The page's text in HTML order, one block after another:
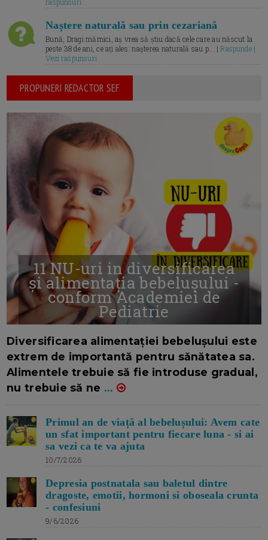
Naștere naturală sau prin cezariană
Bună, Dragi mămici, aș vrea să știu dacă cele care au născut la
peste 38 de ani, ce ați ales: nașterea naturală sau p... |Raspunde |
Vezi raspunsuri
PROPUNERI REDACTOR SEF
11 NU-uri in diversificarea
și alimentația bebelușului -
conform Academiei de
Pediatrie
Diversificarea alimentației bebelușului este
extrem de importantă pentru sănătatea sa.
Alimentele trebuie să fie introduse gradual,
nu trebuie să ne ...
Primul an de viață al bebelușului: Avem cate
un sfat important pentru fiecare luna - si ai
sa vezi ca te va ajuta
10/7/2026
Depresia postnatala sau baletul dintre
dragoste, emotii, hormoni si oboseala crunta
- confesiuni
9/6/2026